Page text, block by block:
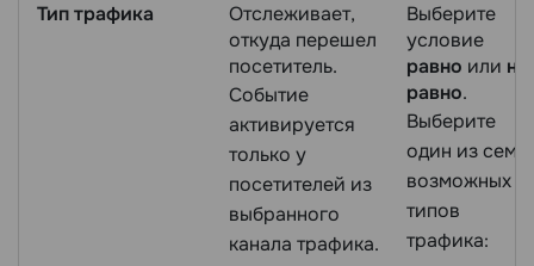
Тип трафика
Отслеживает,
откуда перешел
посетитель.
Событие
активируется
только у
посетителей из
выбранного
канала трафика.
Выберите
условие
равно или не
равно.
Выберите
один из семи
возможных
типов
трафика: